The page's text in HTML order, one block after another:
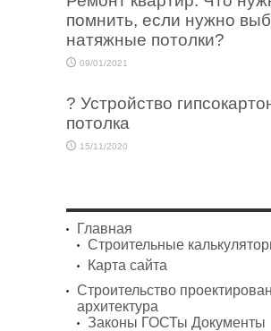
помнить, если нужно
натяжные потолки?
09/01/2021
? Устройство
потолка
15/11/2020
Главная
Строительные
Карта сайта
Строительство
архитектура
Законы ГОСТы Документы